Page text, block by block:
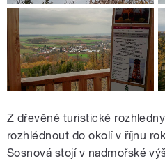
Z dřevěné turistické
rozhlédnout do okolí v říjnu
Sosnová stojí v nadmořské